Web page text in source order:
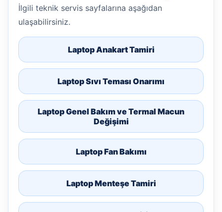
İlgili teknik servis sayfalarına aşağıdan
ulaşabilirsiniz.
Laptop Anakart Tamiri
Laptop Sıvı Teması Onarımı
Laptop Genel Bakım ve Termal Macun
Değişimi
Laptop Fan Bakımı
Laptop Menteşe Tamiri